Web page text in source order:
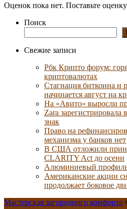
Оценок пока нет. Поставьте
Поиск
Свежие записи
Рбк Крипто форум:
криптовалютах
Стагнация биткоина и
начинается август на
На «Авито» выросли
Zara
знак
Право на
механизма у банков нет
В США отложили
CLARITY Act до осени
Алюминиевый профиль
Американские акции
продолжает боковое
Мастерская загородного комфорта